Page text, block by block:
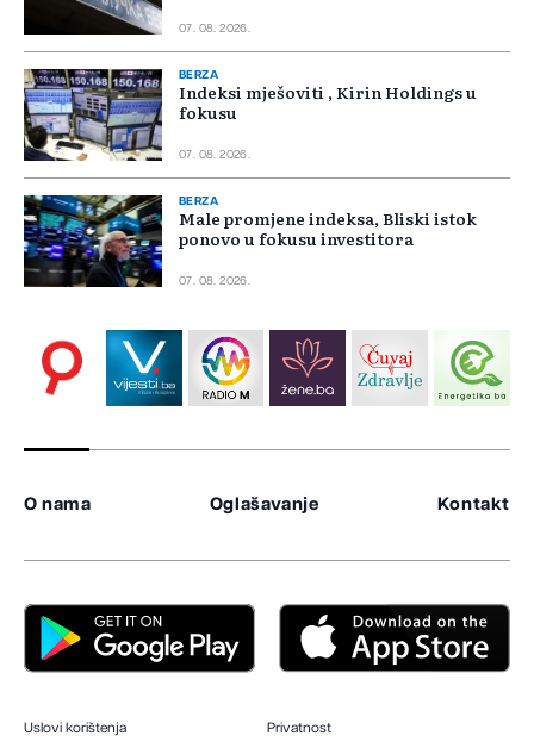
07. 08. 2026.
BERZA
Indeksi mješoviti , Kirin Holdings u
fokusu
07. 08. 2026.
BERZA
Male promjene indeksa, Bliski istok
ponovo u fokusu investitora
07. 08. 2026.
O nama Oglašavanje Kontakt
Uslovi korištenja Privatnost